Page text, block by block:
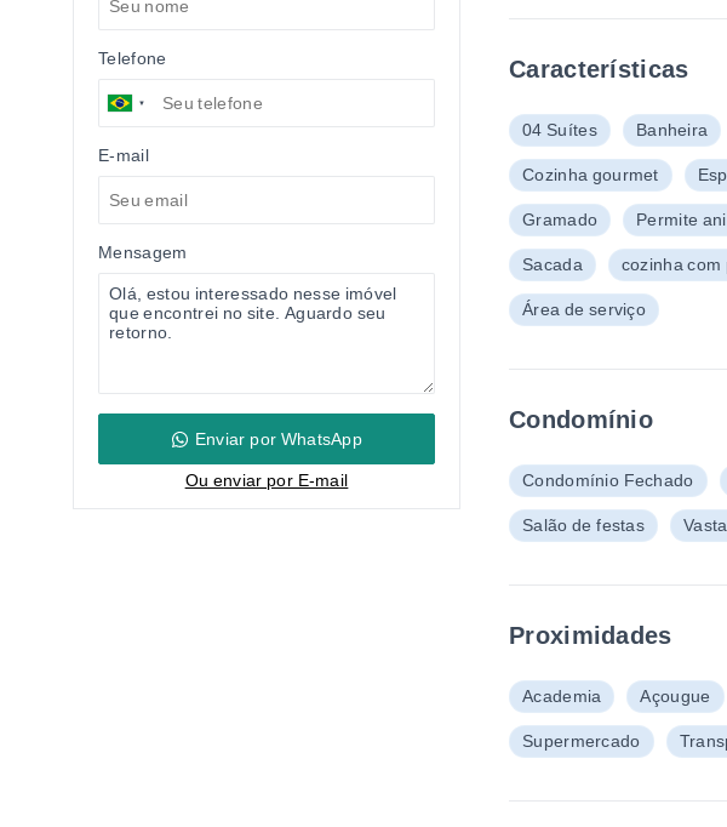
Telefone
E-mail
Mensagem
Enviar por WhatsApp
Ou enviar por E-mail
Características
04 Suítes Banheira
Cozinha gourmet
Gramado Permite
Sacada cozinha com
Área de serviço
Condomínio
Condomínio Fechado
Salão de festas
Proximidades
Academia Açougue
Supermercado